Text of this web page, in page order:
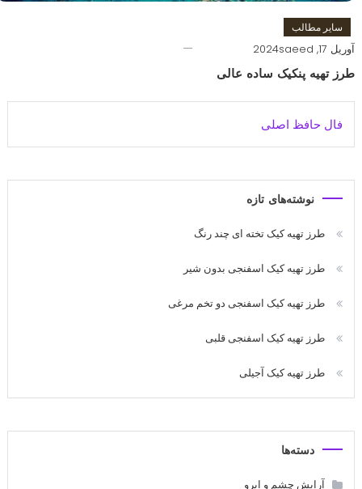
سایر مطالب
آوریل 17, 2024 saeed
طرز تهیه پنکیک ساده عالی
فال حافظ اصلی
نوشته‌های تازه
طرز تهیه کیک تخته ای چند رنگ
طرز تهیه کیک اسفنجی بدون شیر
طرز تهیه کیک اسفنجی دو تخم مرغی
طرز تهیه کیک اسفنجی قلبی
طرز تهیه کیک آجیلی
دسته‌ها
آرایش چشم و ابرو